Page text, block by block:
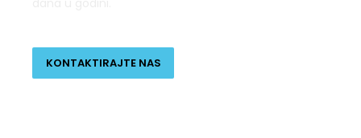
KONTAKTIRAJTE NAS